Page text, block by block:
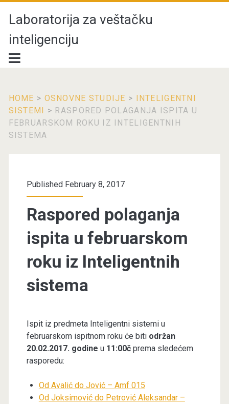
Laboratorija za veštačku
inteligenciju
HOME > OSNOVNE STUDIJE > INTELIGENTNI
SISTEMI > RASPORED POLAGANJA ISPITA U
FEBRUARSKOM ROKU IZ INTELIGENTNIH
SISTEMA
Published February 8, 2017
Raspored polaganja
ispita u februarskom
roku iz Inteligentnih
sistema
Ispit iz predmeta Inteligentni sistemi u
februarskom ispitnom roku će biti održan
20.02.2017. godine u 11:00čprema sledećem
rasporedu:
Od Avalić do Jović – Amf 015
Od Joksimović do Petrović Aleksandar –